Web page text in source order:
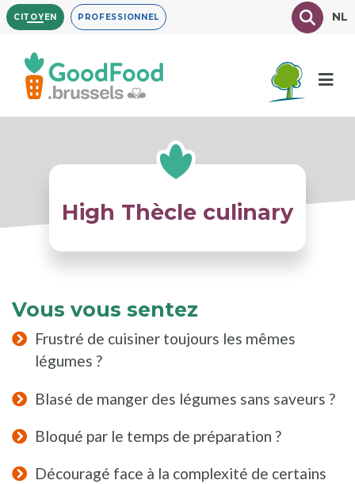
Aller
au
contenu
principal
CITOYEN PROFESSIONNEL TexteNL
High Thècle culinary
Vous vous sentez
Frustré de cuisiner toujours les mêmes
légumes ?
Blasé de manger des légumes sans saveurs ?
Bloqué par le temps de préparation ?
Découragé face à la complexité de certains